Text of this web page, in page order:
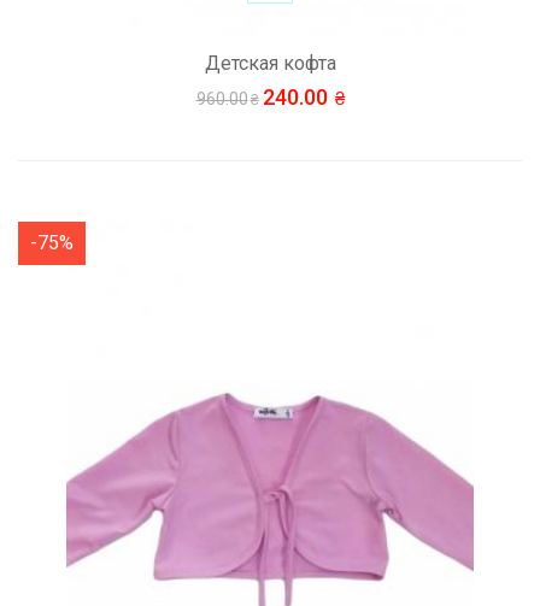
Детская кофта
960.00 240.00
-75%